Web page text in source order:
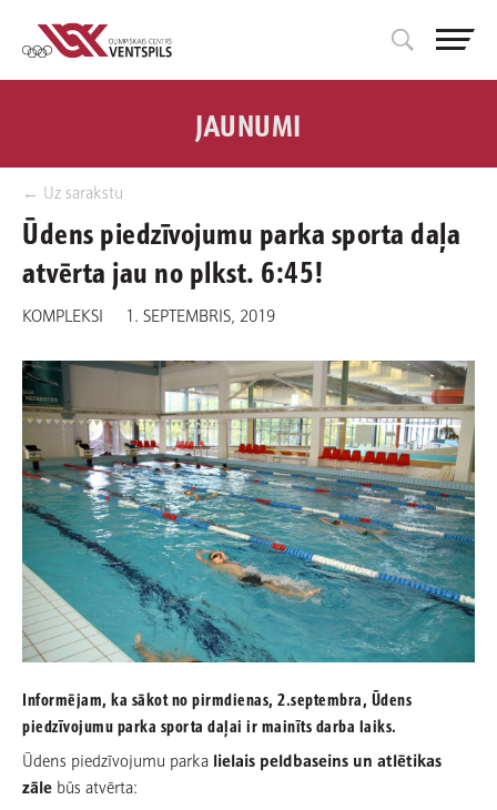
← Uz sarakstu
JAUNUMI
Ūdens piedzīvojumu parka sporta daļa
atvērta jau no plkst. 6:45!
KOMPLEKSI 1. SEPTEMBRIS, 2019
Informējam, ka sākot no pirmdienas, 2.septembra, Ūdens
piedzīvojumu parka sporta daļai ir mainīts darba laiks.
Ūdens piedzīvojumu parka lielais peldbaseins un atlētikas
zāle būs atvērta: